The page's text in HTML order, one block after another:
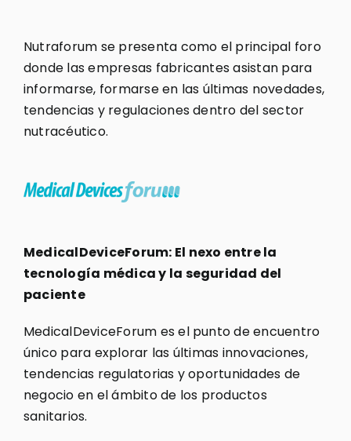
Nutraforum se presenta como el principal foro
donde las empresas fabricantes asistan para
informarse, formarse en las últimas novedades,
tendencias y regulaciones dentro del sector
nutracéutico.
MedicalDeviceForum: El nexo entre la
tecnología médica y la seguridad del
paciente
MedicalDeviceForum es el punto de encuentro
único para explorar las últimas innovaciones,
tendencias regulatorias y oportunidades de
negocio en el ámbito de los productos
sanitarios.